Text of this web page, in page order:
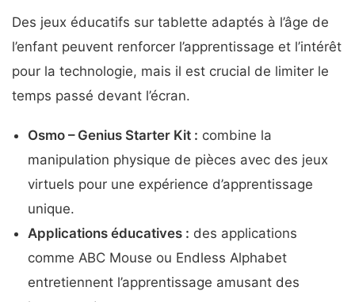
Des jeux éducatifs sur tablette adaptés à l’âge de
l’enfant peuvent renforcer l’apprentissage et l’intérêt
pour la technologie, mais il est crucial de limiter le
temps passé devant l’écran.
Osmo – Genius Starter Kit : combine la
manipulation physique de pièces avec des jeux
virtuels pour une expérience d’apprentissage
unique.
Applications éducatives : des applications
comme ABC Mouse ou Endless Alphabet
entretiennent l’apprentissage amusant des